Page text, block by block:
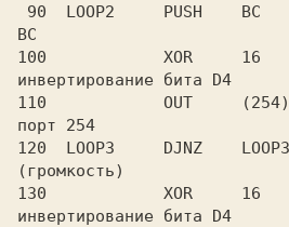
BC
100            XOR     16
инвертирование бита D4
110            OUT
порт 254
120  LOOP3     DJNZ
(громкость)
130            XOR     16
инвертирование бита D4